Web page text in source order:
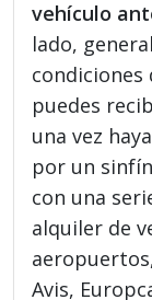
vehículo
lado,
puedes
una vez
por un
con una
alquiler de
Avis,